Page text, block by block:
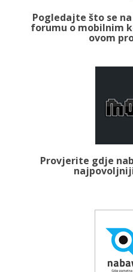
Pogledajte što se
forumu o mobilnim
ovom
Provjerite gdje